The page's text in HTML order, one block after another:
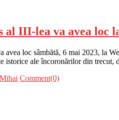
III-lea va avea loc
loc sâmbătă, 6 mai 2023, la
istorice ale încoronărilor din
Comment(0)